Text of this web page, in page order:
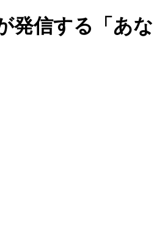
発信する「あ